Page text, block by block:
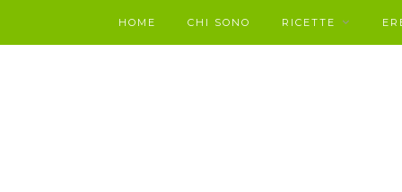
HOME CHI SONO RICETTE